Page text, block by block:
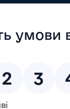
Державний
нагляд